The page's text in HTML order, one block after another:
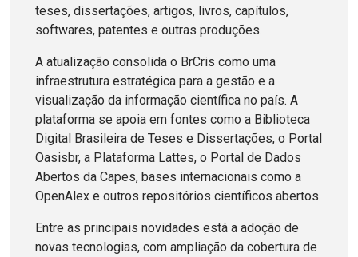
teses, dissertações, artigos, livros, capítulos,
softwares, patentes e outras produções.
A atualização consolida o BrCris como uma
infraestrutura estratégica para a gestão e a
visualização da informação científica no país. A
plataforma se apoia em fontes como a Biblioteca
Digital Brasileira de Teses e Dissertações, o Portal
Oasisbr, a Plataforma Lattes, o Portal de Dados
Abertos da Capes, bases internacionais como a
OpenAlex e outros repositórios científicos abertos.
Entre as principais novidades está a adoção de
novas tecnologias, com ampliação da cobertura de